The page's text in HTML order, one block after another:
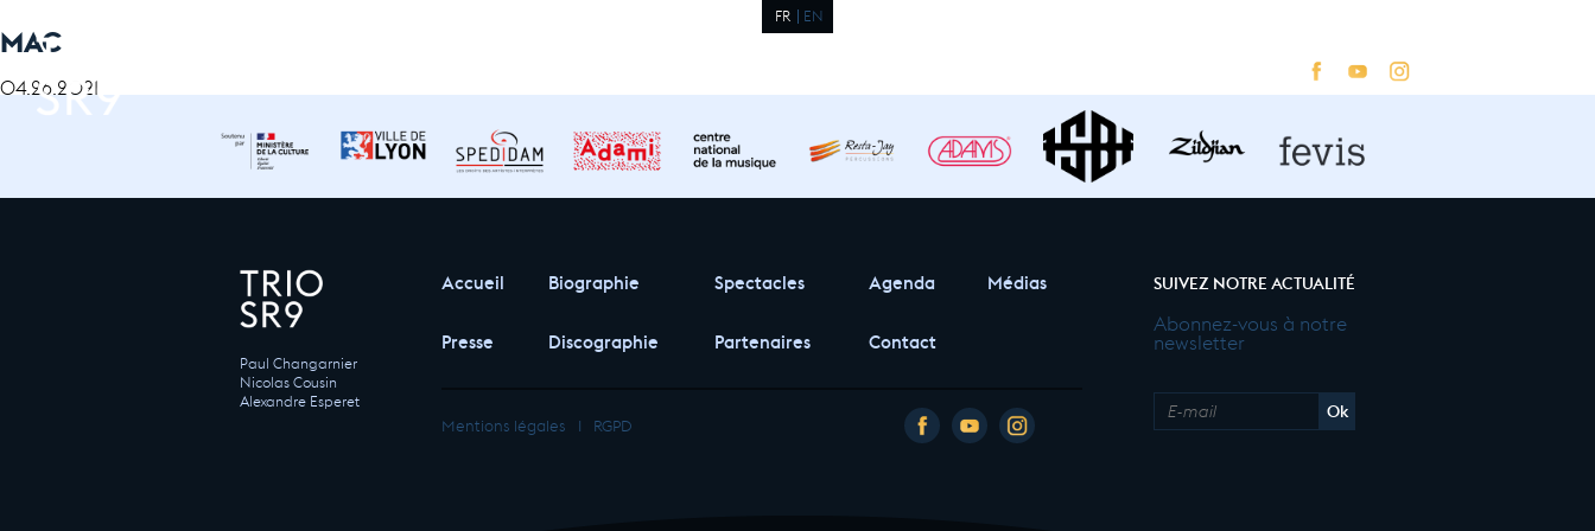
FR EN
MAC
04.26.2021
Paul Changarnier
Nicolas Cousin
Alexandre Esperet
Accueil Biographie Spectacles Agenda Médias
Presse Discographie Partenaires Contact
Mentions légales I RGPD
SUIVEZ NOTRE ACTUALITÉ
Abonnez-vous à notre
newsletter